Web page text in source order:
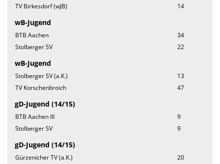
TV Birkesdorf (wJB)
14
wB-Jugend
BTB Aachen
34
Stolberger SV
22
wB-Jugend
Stolberger SV (a.K.)
13
TV Korschenbroich
47
gD-Jugend (14/15)
BTB Aachen III
9
Stolberger SV
9
gD-Jugend (14/15)
Gürzenicher TV (a.K.)
20